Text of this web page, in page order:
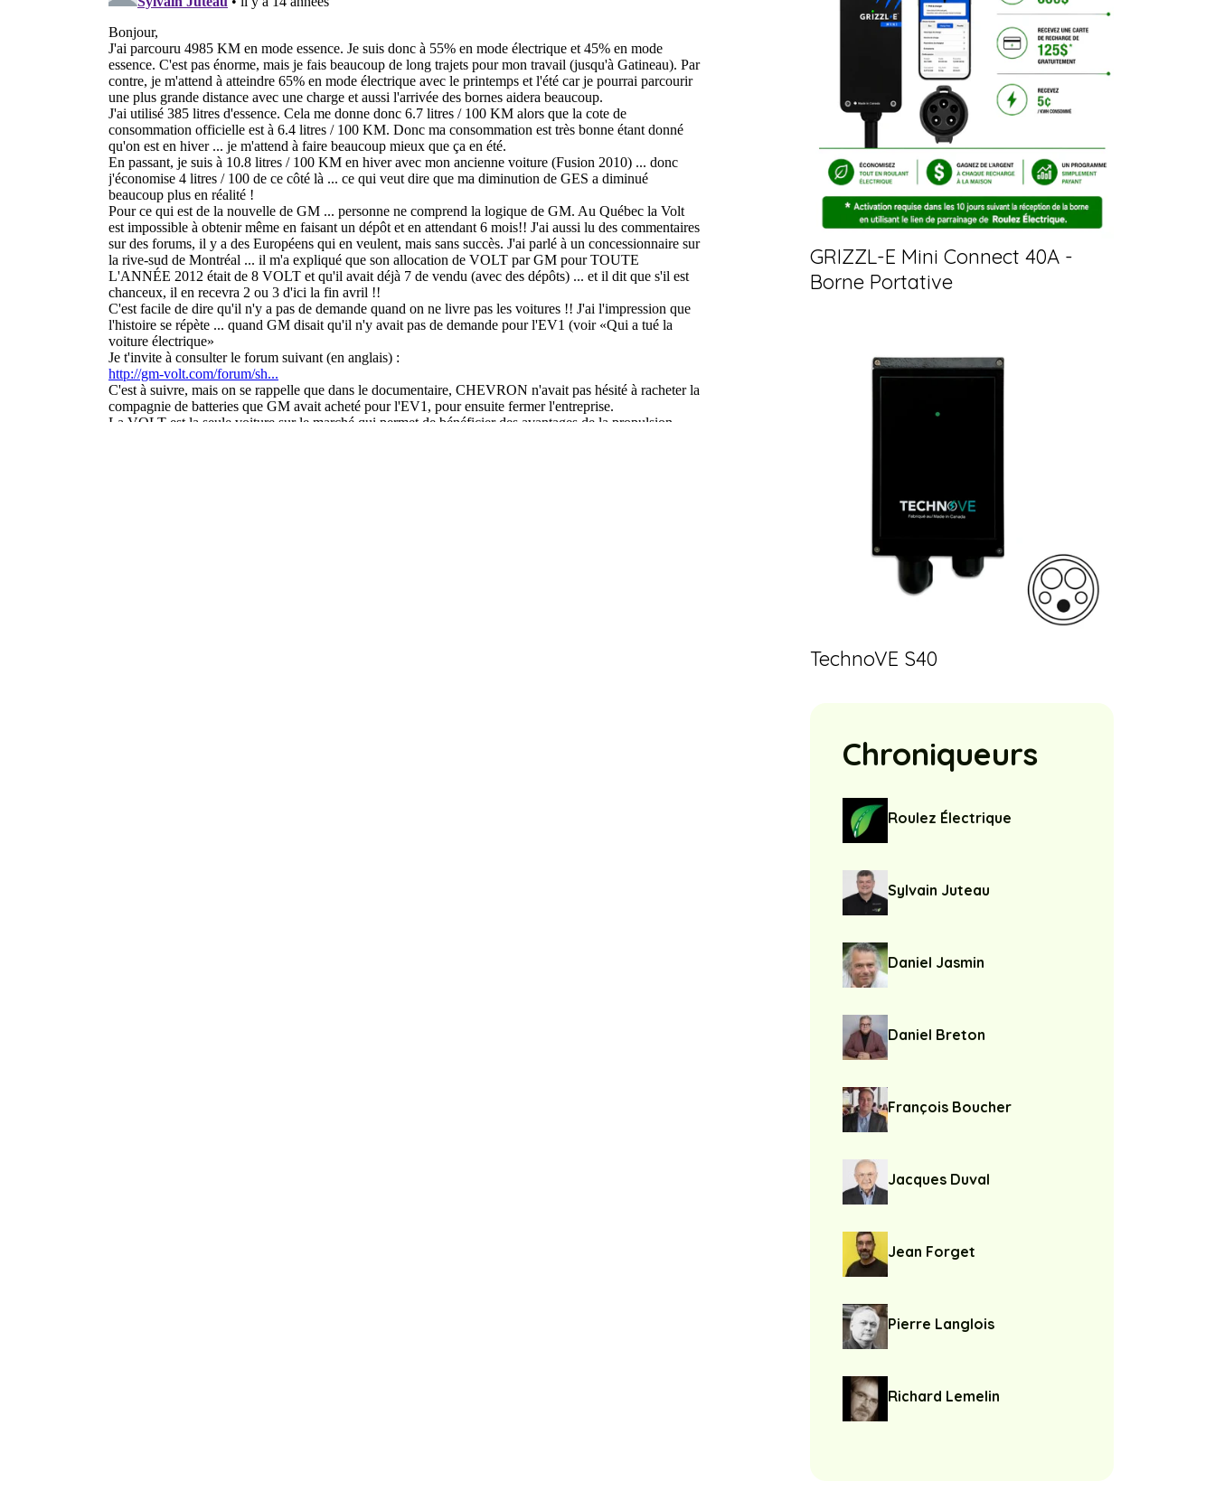
GRIZZL-E Mini Connect 40A -
Borne Portative
TechnoVE S40
Chroniqueurs
Roulez Électrique
Sylvain Juteau
Daniel Jasmin
Daniel Breton
François Boucher
Jacques Duval
Jean Forget
Pierre Langlois
Richard Lemelin